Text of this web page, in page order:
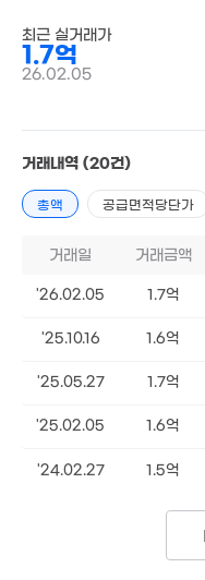
18억
최근 실거래가
1.7억
26.02.05
거래내역 (20건)
총액 공급면적당단가
거래일 거래금액
'26.02.05 1.7억
'25.10.16 1.6억
'25.05.27 1.7억
'25.02.05 1.6억
'24.02.27 1.5억